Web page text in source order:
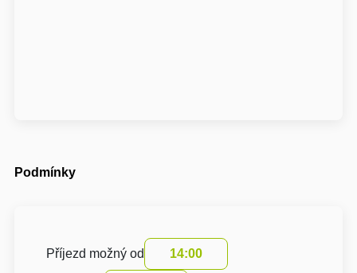
Podmínky
Příjezd možný od 14:00